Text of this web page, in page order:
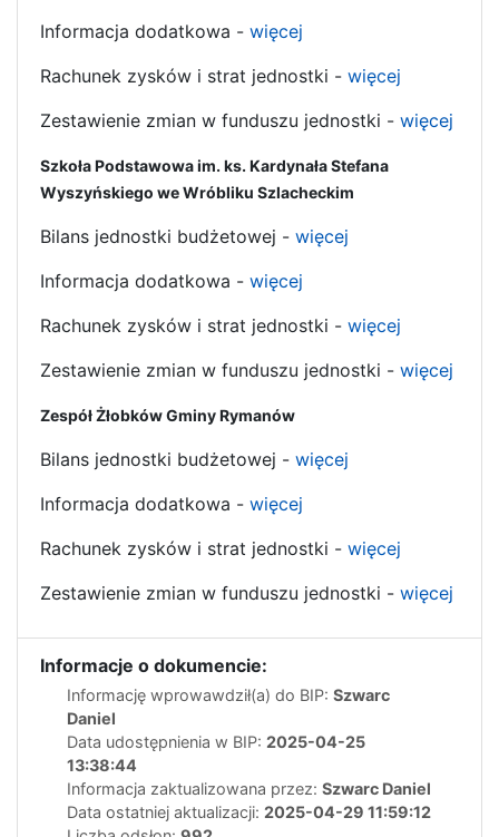
Informacja dodatkowa - więcej
Rachunek zysków i strat jednostki - więcej
Zestawienie zmian w funduszu jednostki - więcej
Szkoła Podstawowa im. ks. Kardynała Stefana
Wyszyńskiego we Wróbliku Szlacheckim
Bilans jednostki budżetowej - więcej
Informacja dodatkowa - więcej
Rachunek zysków i strat jednostki - więcej
Zestawienie zmian w funduszu jednostki - więcej
Zespół Żłobków Gminy Rymanów
Bilans jednostki budżetowej - więcej
Informacja dodatkowa - więcej
Rachunek zysków i strat jednostki - więcej
Zestawienie zmian w funduszu jednostki - więcej
Informacje o dokumencie:
Informację wprowawdził(a) do BIP: Szwarc
Daniel
Data udostępnienia w BIP: 2025-04-25
13:38:44
Informacja zaktualizowana przez: Szwarc Daniel
Data ostatniej aktualizacji: 2025-04-29 11:59:12